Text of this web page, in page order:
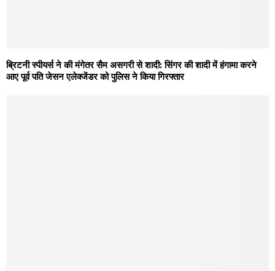
ब्रिटनी स्पीयर्स ने की मंगेतर सैम असगरी से शादी: सिंगर की शादी में हंगामा करने
आए पूर्व पति जेसन एलेक्जेंडर को पुलिस ने किया गिरफ्तार